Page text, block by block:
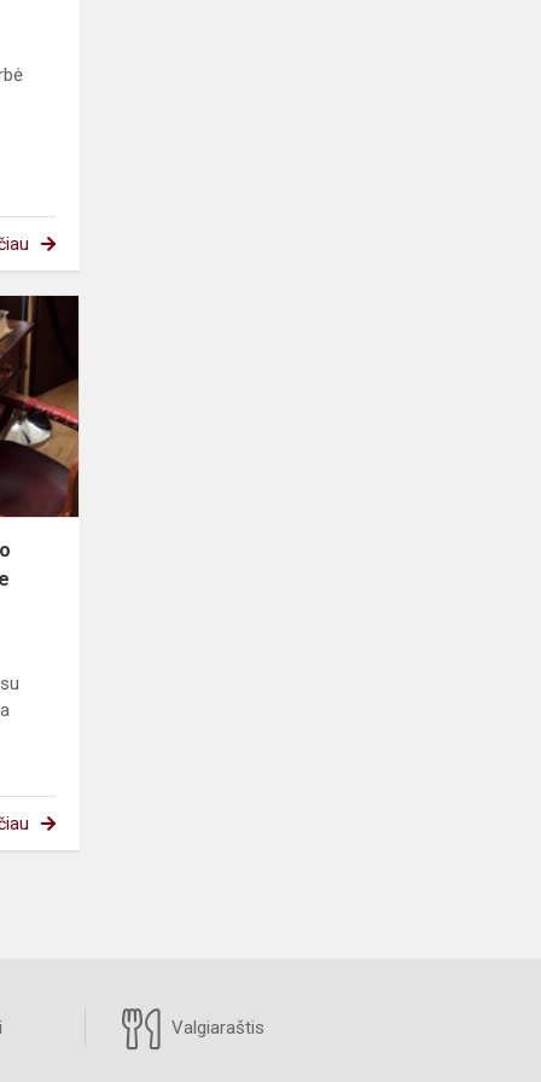
Tumo-
Vaižganto
muziejuje
Valgiaraštis